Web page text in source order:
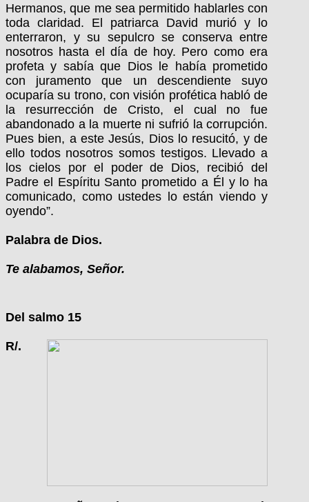
Hermanos, que me sea permitido hablarles con
toda claridad. El patriarca David murió y lo
enterraron, y su sepulcro se conserva entre
nosotros hasta el día de hoy. Pero como era
profeta y sabía que Dios le había prometido
con juramento que un descendiente suyo
ocuparía su trono, con visión profética habló de
la resurrección de Cristo, el cual no fue
abandonado a la muerte ni sufrió la corrupción.
Pues bien, a este Jesús, Dios lo resucitó, y de
ello todos nosotros somos testigos. Llevado a
los cielos por el poder de Dios, recibió del
Padre el Espíritu Santo prometido a Él y lo ha
comunicado, como ustedes lo están viendo y
oyendo”.
Palabra de Dios.
Te alabamos, Señor.
Del salmo 15
R/.